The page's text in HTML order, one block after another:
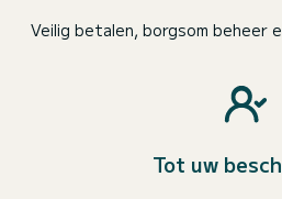
Veilig betalen, borgsom beheer
Tot uw